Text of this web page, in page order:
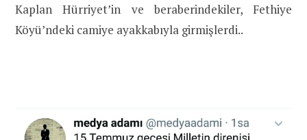
Kaplan Hürriyet’in ve beraberindekiler, Fethiye
Köyü’ndeki camiye ayakkabıyla girmişlerdi..